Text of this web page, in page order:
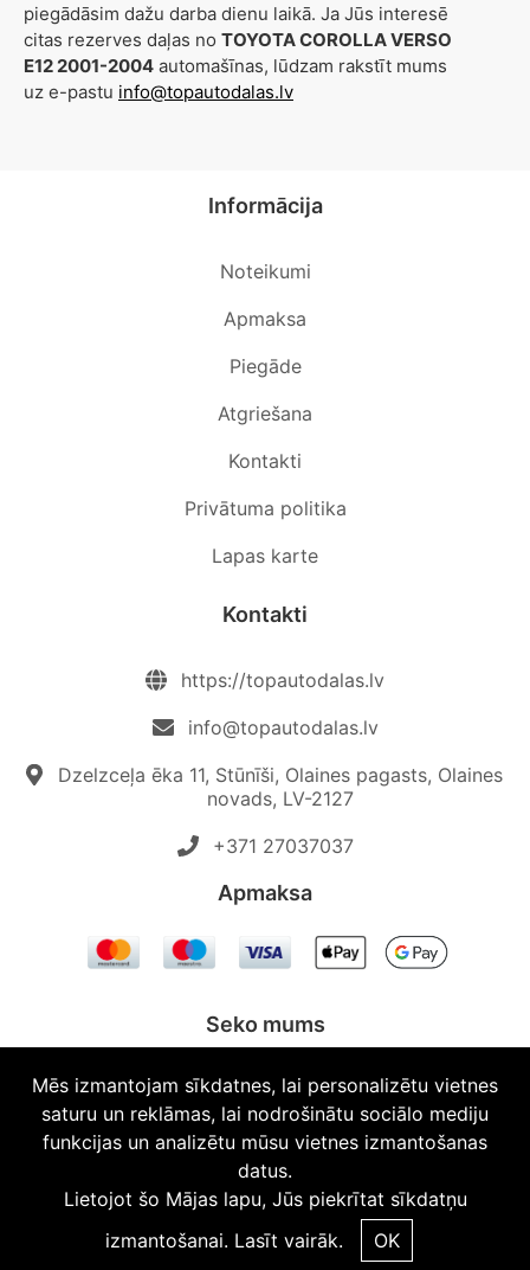
piegādāsim dažu darba dienu laikā. Ja Jūs interesē
citas rezerves daļas no TOYOTA COROLLA VERSO
E12 2001-2004 automašīnas, lūdzam rakstīt mums
uz e-pastu info@topautodalas.lv
Informācija
Noteikumi
Apmaksa
Piegāde
Atgriešana
Kontakti
Privātuma politika
Lapas karte
Kontakti
https://topautodalas.lv
info@topautodalas.lv
Dzelzceļa ēka 11, Stūnīši, Olaines pagasts, Olaines
novads, LV-2127
+371 27037037‬
Apmaksa
Seko mums
© 2026 Topautodalas.lv Visas tiesības aizsargātas.
Mēs izmantojam sīkdatnes, lai personalizētu vietnes
saturu un reklāmas, lai nodrošinātu sociālo mediju
funkcijas un analizētu mūsu vietnes izmantošanas
datus.
Lietojot šo Mājas lapu, Jūs piekrītat sīkdatņu
izmantošanai. Lasīt vairāk. OK